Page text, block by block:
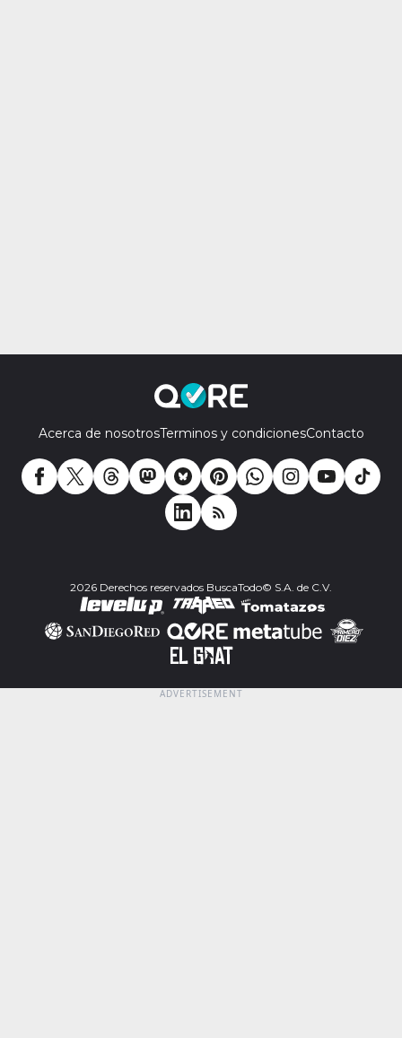
Acerca de nosotrosTerminos y condicionesContacto
2026 Derechos reservados BuscaTodo© S.A. de C.V.